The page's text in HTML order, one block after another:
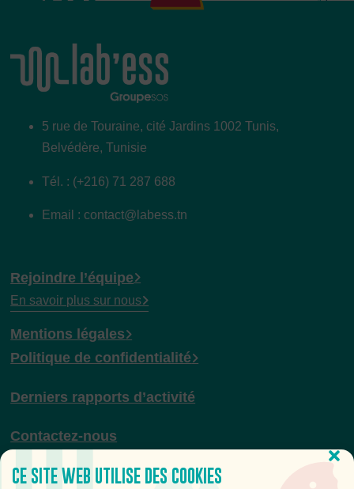
CE SITE WEB UTILISE DES COOKIES
5 rue de Touraine, cité Jardins 1002 Tunis,
Belvédère, Tunisie
Tél. : (+216) 71 287 688
Email : contact@labess.tn
Rejoindre l’équipe
En savoir plus sur nous
Mentions légales
Politique de confidentialité
Derniers rapports d’activité
Contactez-nous